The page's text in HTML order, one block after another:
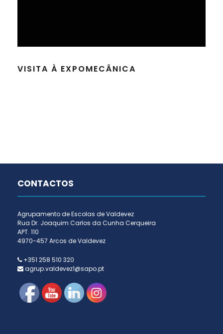
VISITA À EXPOMECÂNICA
CONTACTOS
Agrupamento de Escolas de Valdevez
Rua Dr. Joaquim Carlos da Cunha Cerqueira
APT. 110
4970-457 Arcos de Valdevez
+351 258 510 320
agrup.valdevez1@sapo.pt